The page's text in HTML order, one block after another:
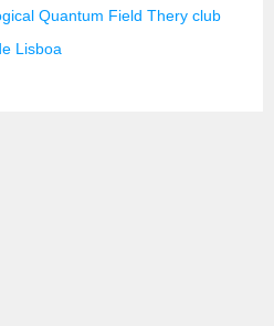
Quantum Field Thery club
Lisboa